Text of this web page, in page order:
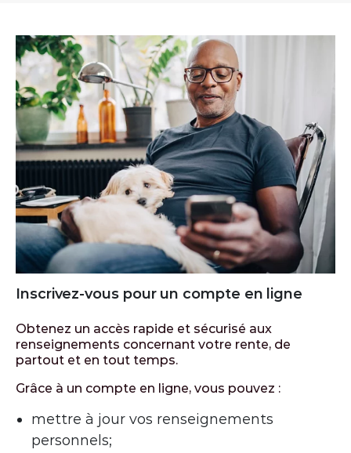
Inscrivez-vous pour un compte en ligne
Obtenez un accès rapide et sécurisé aux
renseignements concernant votre rente, de
partout et en tout temps.
Grâce à un compte en ligne, vous pouvez :
mettre à jour vos renseignements
personnels;